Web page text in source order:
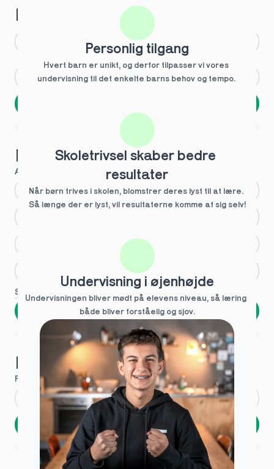
Hvilken årgang?
2.g Andet
Spring over
1 ud af 9 for at finde den rette tutor
Hvilke behov?
Anbefalet til dig
Fagligt boost
Se flere
Næste
Spring over
1 ud af 9 for at finde den rette tutor
Hvad hedder du?
Fornavn Efternavn*
Næste
Opbevares sikkert - oplysninger deles aldrig
1 ud af 9 for at finde den rette tutor
Personlig tilgang
Hvert barn er unikt, og derfor tilpasser vi vores
undervisning til det enkelte barns behov og tempo.
Skoletrivsel skaber bedre
resultater
Når børn trives i skolen, blomstrer deres lyst til at lære.
Så længe der er lyst, vil resultaterne komme af sig selv!
Undervisning i øjenhøjde
Undervisningen bliver mødt på elevens niveau, så læring
både bliver forståelig og sjov.